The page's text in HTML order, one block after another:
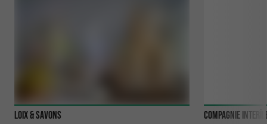
Loix & Savons Compagnie